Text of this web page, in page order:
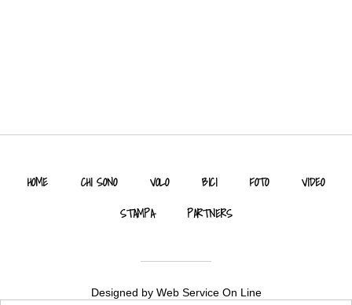
HOME CHI SONO VOLO BICI FOTO
VIDEO
STAMPA
PARTNERS
Designed by Web Service On Line